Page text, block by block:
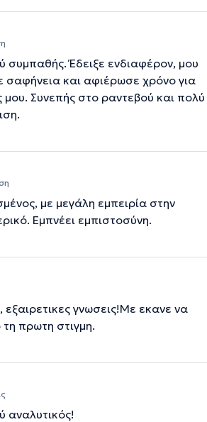
συμπαθής. Έδειξε ενδιαφέρον, μου
σαφήνεια και αφιέρωσε χρόνο για
μου. Συνεπής στο ραντεβού και πολύ
με μεγάλη εμπειρία στην
Εμπνέει εμπιστοσύνη.
εξαιρετικες γνωσεις!Με εκανε να
πρωτη στιγμη.
αναλυτικός!